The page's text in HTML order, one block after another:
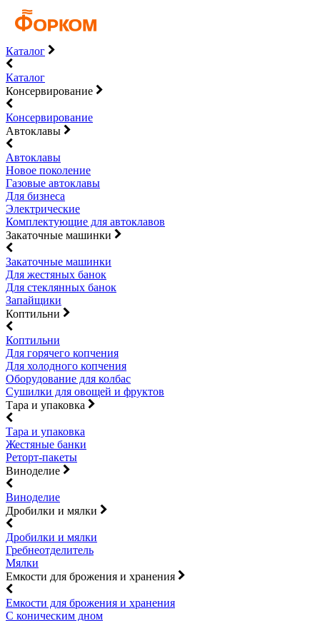
Каталог
Каталог
Консервирование
Консервирование
Автоклавы
Автоклавы
Новое поколение
Газовые автоклавы
Для бизнеса
Электрические
Комплектующие для автоклавов
Закаточные машинки
Закаточные машинки
Для жестяных банок
Для стеклянных банок
Запайщики
Коптильни
Коптильни
Для горячего копчения
Для холодного копчения
Оборудование для колбас
Сушилки для овощей и фруктов
Тара и упаковка
Тара и упаковка
Жестяные банки
Реторт-пакеты
Виноделие
Виноделие
Дробилки и мялки
Дробилки и мялки
Гребнеотделитель
Мялки
Емкости для брожения и хранения
Емкости для брожения и хранения
С коническим дном